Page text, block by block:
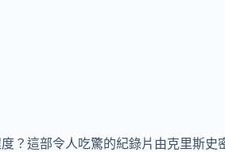
度？這部令人吃驚的紀錄片由克里